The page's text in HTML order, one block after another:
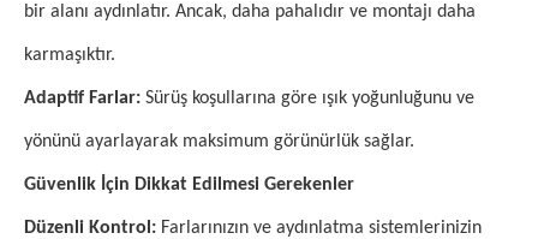
bir alanı aydınlatır. Ancak, daha pahalıdır ve montajı daha
karmaşıktır.
Adaptif Farlar: Sürüş koşullarına göre ışık yoğunluğunu ve
yönünü ayarlayarak maksimum görünürlük sağlar.
Güvenlik İçin Dikkat Edilmesi Gerekenler
Düzenli Kontrol: Farlarınızın ve aydınlatma sistemlerinizin